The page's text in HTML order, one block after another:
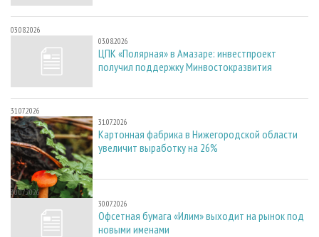
03.08.2026
03.08.2026
ЦПК «Полярная» в Амазаре: инвестпроект
получил поддержку Минвостокразвития
31.07.2026
31.07.2026
Картонная фабрика в Нижегородской области
увеличит выработку на 26%
30.07.2026
30.07.2026
Офсетная бумага «Илим» выходит на рынок под
новыми именами